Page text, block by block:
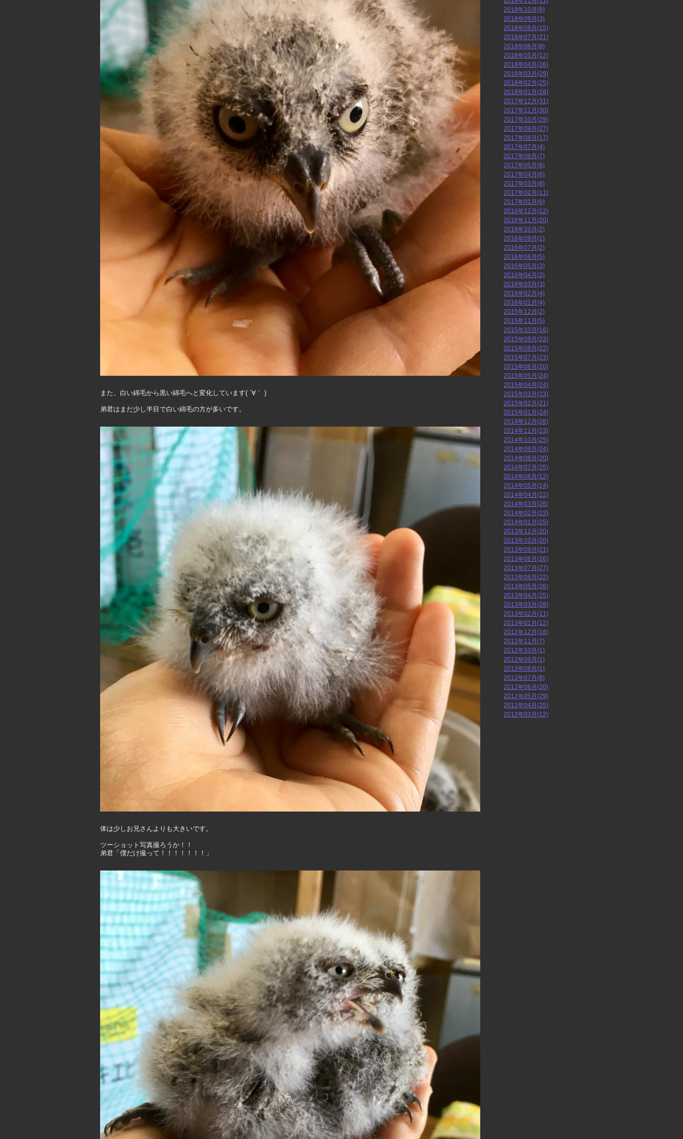
また、白い綿毛から黒い綿毛へと変化しています( ´∀｀ )
弟君はまだ少し半目で白い綿毛の方が多いです。
体は少しお兄さんよりも大きいです。
ツーショット写真撮ろうか！！
弟君「僕だけ撮って！！！！！！！」
2018年10月(8)
2018年09月(3)
2018年08月(15)
2018年07月(21)
2018年06月(8)
2018年05月(12)
2018年04月(26)
2018年03月(29)
2018年02月(25)
2018年01月(28)
2017年12月(31)
2017年11月(30)
2017年10月(29)
2017年09月(27)
2017年08月(17)
2017年07月(4)
2017年06月(7)
2017年05月(6)
2017年04月(6)
2017年03月(8)
2017年02月(11)
2017年01月(6)
2016年12月(12)
2016年11月(20)
2016年10月(2)
2016年09月(1)
2016年07月(2)
2016年06月(5)
2016年05月(3)
2016年04月(2)
2016年03月(3)
2016年02月(4)
2016年01月(4)
2015年12月(2)
2015年11月(5)
2015年10月(16)
2015年09月(23)
2015年08月(22)
2015年07月(23)
2015年06月(20)
2015年05月(24)
2015年04月(24)
2015年03月(23)
2015年02月(21)
2015年01月(24)
2014年12月(26)
2014年11月(23)
2014年10月(25)
2014年09月(24)
2014年08月(20)
2014年07月(25)
2014年06月(12)
2014年05月(14)
2014年04月(22)
2014年03月(26)
2014年02月(23)
2014年01月(25)
2013年12月(20)
2013年10月(20)
2013年09月(21)
2013年08月(26)
2013年07月(27)
2013年06月(22)
2013年05月(26)
2013年04月(25)
2013年03月(28)
2013年02月(11)
2013年01月(12)
2012年12月(16)
2012年11月(7)
2012年10月(1)
2012年09月(1)
2012年08月(1)
2012年07月(8)
2012年06月(20)
2012年05月(29)
2012年04月(25)
2012年03月(12)